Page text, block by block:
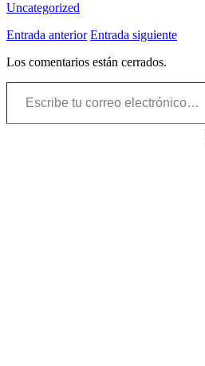
Uncategorized
Entrada anterior Entrada siguiente
Los comentarios están cerrados.
Escribe tu correo electrónico…